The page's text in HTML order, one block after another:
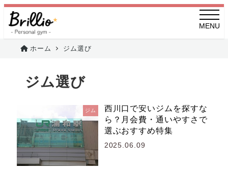
メ
イ
MENU
ホーム ジム選び
ジム選び
ジム
西川口で安いジムを探すな
ら？月会費・通いやすさで
選ぶおすすめ特集
投稿日
2025.06.09